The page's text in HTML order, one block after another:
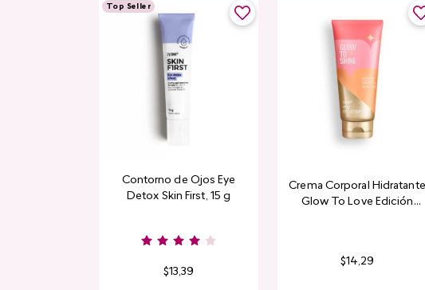
Top Seller
Contorno de Ojos Eye
Detox Skin First, 15 g
$13,39
Crema Corporal Hidratante
Glow To Love Edición
$14,29